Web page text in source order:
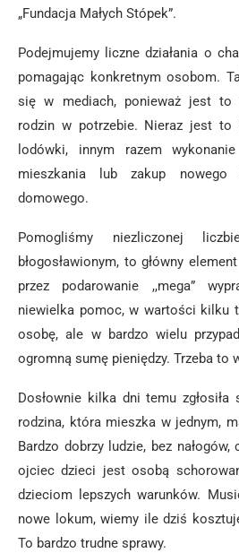
„Fundacja Małych Stópek”.
Podejmujemy liczne działania o
pomagając konkretnym osobom.
się w mediach, ponieważ jest to
rodzin w potrzebie. Nieraz jest to
lodówki, innym razem
mieszkania lub zakup nowego
domowego.
Pomogliśmy niezliczonej
błogosławionym, to główny
przez podarowanie ,,mega”
niewielka pomoc, w wartości kilku
osobę, ale w bardzo wielu
ogromną sumę pieniędzy. Trzeba to
Dosłownie kilka dni temu
rodzina, która mieszka w jednym,
Bardzo dobrzy ludzie, bez
ojciec dzieci jest osobą
dzieciom lepszych warunków.
nowe lokum, wiemy ile dziś
To bardzo trudne sprawy.